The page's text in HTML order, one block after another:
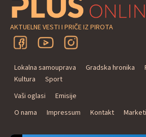
AKTUELNE VESTI I PRIČE IZ PIROTA
Lokalna samouprava Gradska hronika
Kultura
Sport
Vaši oglasi
Emisije
O nama
Impressum Kontakt